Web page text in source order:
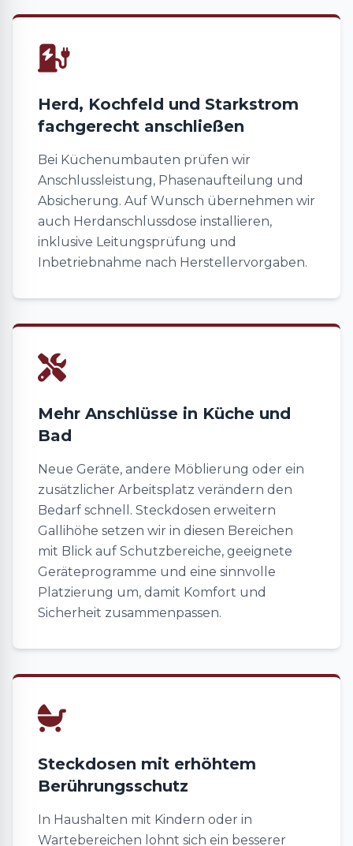
Herd, Kochfeld und Starkstrom
fachgerecht anschließen
Bei Küchenumbauten prüfen wir
Anschlussleistung, Phasenaufteilung und
Absicherung. Auf Wunsch übernehmen wir
auch Herdanschlussdose installieren,
inklusive Leitungsprüfung und
Inbetriebnahme nach Herstellervorgaben.
Mehr Anschlüsse in Küche und
Bad
Neue Geräte, andere Möblierung oder ein
zusätzlicher Arbeitsplatz verändern den
Bedarf schnell. Steckdosen erweitern
Gallihöhe setzen wir in diesen Bereichen
mit Blick auf Schutzbereiche, geeignete
Geräteprogramme und eine sinnvolle
Platzierung um, damit Komfort und
Sicherheit zusammenpassen.
Steckdosen mit erhöhtem
Berührungsschutz
In Haushalten mit Kindern oder in
Wartebereichen lohnt sich ein besserer